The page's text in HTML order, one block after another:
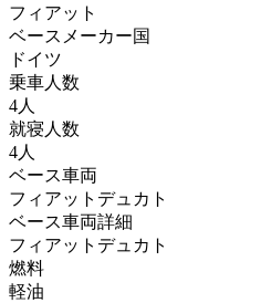
フィアット
ベースメーカー国
ドイツ
乗車人数
4人
就寝人数
4人
ベース車両
フィアットデュカト
ベース車両詳細
フィアットデュカト
燃料
軽油